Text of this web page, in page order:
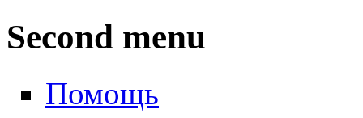
Second menu
Помощь